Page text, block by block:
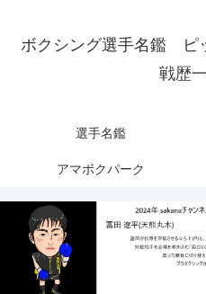
ボクシング選手名鑑 ピ
戦歴
選手名鑑
アマボクパーク